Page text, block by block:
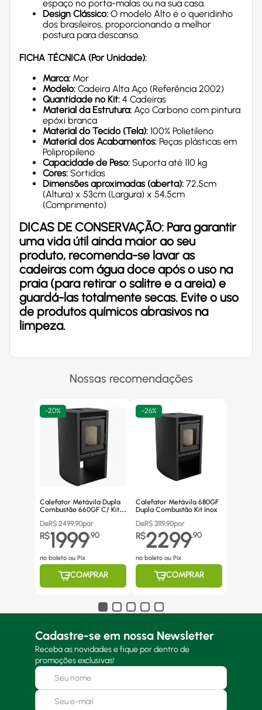
espaço no porta-malas ou na sua casa.
Design Clássico: O modelo Alto é o queridinho
dos brasileiros, proporcionando a melhor
postura para descanso.
FICHA TÉCNICA (Por Unidade):
Marca: Mor
Modelo: Cadeira Alta Aço (Referência 2002)
Quantidade no Kit: 4 Cadeiras
Material da Estrutura: Aço Carbono com pintura
epóxi branca
Material do Tecido (Tela): 100% Polietileno
Material dos Acabamentos: Peças plásticas em
Polipropileno
Capacidade de Peso: Suporta até 110 kg
Cores: Sortidas
Dimensões aproximadas (aberta): 72,5cm
(Altura) x 53cm (Largura) x 54,5cm
(Comprimento)
DICAS DE CONSERVAÇÃO: Para garantir
uma vida útil ainda maior ao seu
produto, recomenda-se lavar as
cadeiras com água doce após o uso na
praia (para retirar o salitre e a areia) e
guardá-las totalmente secas. Evite o uso
de produtos químicos abrasivos na
limpeza.
Nossas recomendações
-20%
Calefator Metávila Dupla
Combustão 660GF C/ Kit
DeR$ 2499,90por
R$1999,90
no boleto ou Pix
COMPRAR
-26%
Calefator Metávila 680GF
Dupla Combustão Kit Inox
DeR$ 3119,90por
R$2299,90
no boleto ou Pix
COMPRAR
Cadastre-se em nossa Newsletter
Receba as novidades e fique por dentro de
promoções exclusivas!